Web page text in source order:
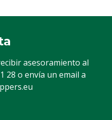
asesoramiento al
28 o envía un email a